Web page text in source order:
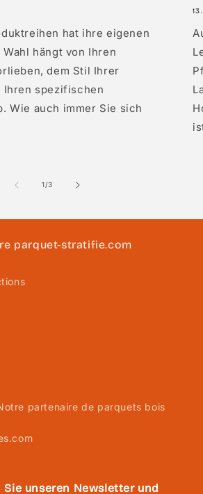
hat ihre eigenen
hängt von Ihren
dem Stil Ihrer
Ihren spezifischen
Wie auch immer Sie sich
1/von
3
parquet-stratifie.com
partenaire de parquets bois
unseren Newsletter und